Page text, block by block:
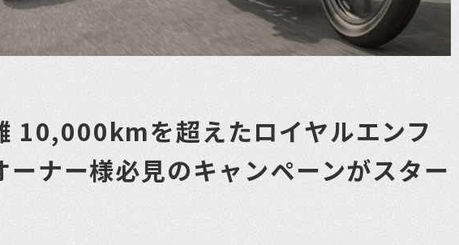
10,000kmを超えたロイヤルエンフ
ーナー様必見のキャンペーンがスター